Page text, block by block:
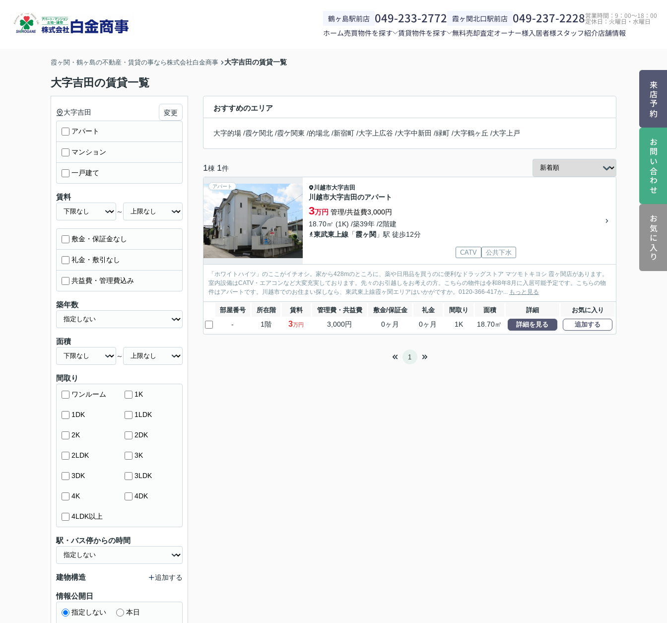
鶴ヶ島駅前店 049-233-2772 霞ヶ関北口駅前店 049-237-2228営業時間：9：00～18：00
定休日：火曜日・水曜日
ホーム売買物件を探す 賃貸物件を探す 無料売却査定オーナー様入居者様スタッフ紹介店舗情報
来店予約
お問い合わせ
お気に入り
霞ヶ関・鶴ヶ島の不動産・賃貸の事なら株式会社白金商事 大字吉田の賃貸一覧
大字吉田の賃貸一覧
おすすめのエリア
大字的場 /霞ケ関北 /霞ケ関東 /的場北 /新宿町 /大字上広谷 /大字中新田 /緑町 /大字鶴ヶ丘 /大字上戸
1棟 1件
アパート 川越市大字吉田
川越市大字吉田のアパート
3万円 管理/共益費3,000円
18.70㎡ (1K) /築39年 /2階建
東武東上線 「霞ヶ関 」駅 徒歩12分
CATV 公共下水
「ホワイトハイツ」のここがイチオシ。家から428mのところに、薬や日用品を買うのに便利なドラッグストア マツモトキヨシ 霞ヶ関店があります。
室内設備はCATV・エアコンなど大変充実しております。先々のお引越しをお考えの方。こちらの物件は令和8年8月に入居可能予定です。こちらの物
件はアパートです。川越市でのお住まい探しなら、東武東上線霞ヶ関エリアはいかがですか。0120-366-417か... もっと見る
部屋番号 所在階 賃料 管理費・共益費 敷金/保証金 礼金 間取り 面積 詳細 お気に入り
- 1階 3万円 3,000円 0ヶ月 0ヶ月 1K 18.70㎡ 詳細を見る 追加する
1
大字吉田 変更
アパート
マンション
一戸建て
賃料
～
敷金・保証金なし
礼金・敷引なし
共益費・管理費込み
築年数
面積
～
間取り
ワンルーム 1K
1DK 1LDK
2K 2DK
2LDK 3K
3DK 3LDK
4K 4DK
4LDK以上
駅・バス停からの時間
建物構造 追加する
情報公開日
指定しない 本日